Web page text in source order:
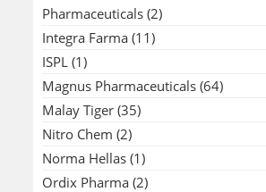
Pharmaceuticals (2)
Integra Farma (11)
ISPL (1)
Magnus Pharmaceuticals (64)
Malay Tiger (35)
Nitro Chem (2)
Norma Hellas (1)
Ordix Pharma (2)